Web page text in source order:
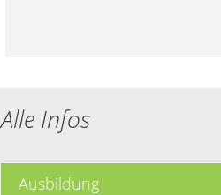
Alle Infos
Ausbildung